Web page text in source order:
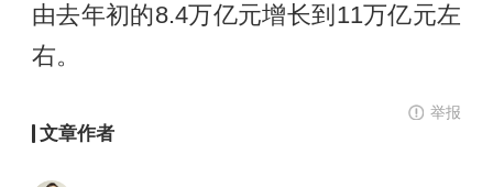
由去年初的8.4万亿元增长到11万亿元左
右。
举报
文章作者